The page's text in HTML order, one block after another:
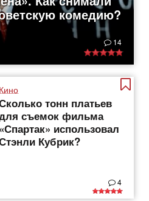
комедию?
14
Кино
тонн платьев
съемок фильма
«Спартак» использовал
Кубрик?
4